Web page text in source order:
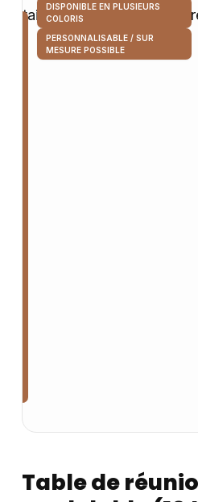
DISPONIBLE EN PLUSIEURS
COLORIS
PERSONNALISABLE / SUR
MESURE POSSIBLE
Table de